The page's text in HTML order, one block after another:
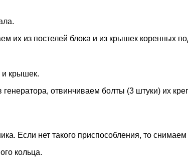
их из постелей блока и из крышек коренных
и крышек.
отвинчиваем болты (3 штуки) их
Если нет такого приспособления, то
кольца.